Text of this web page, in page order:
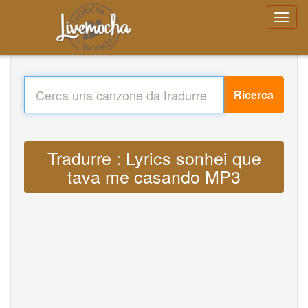
Ricerca
Tradurre : Lyrics sonhei que
tava me casando MP3